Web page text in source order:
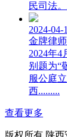
民司法
2024-04-
金牌律
2024年
别题为“
服公庭
西.........
查看更多